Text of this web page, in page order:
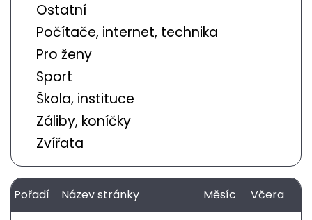
Ostatní
Počítače, internet, technika
Pro ženy
Sport
Škola, instituce
Záliby, koníčky
Zvířata
Pořadí Název stránky Měsíc Včera